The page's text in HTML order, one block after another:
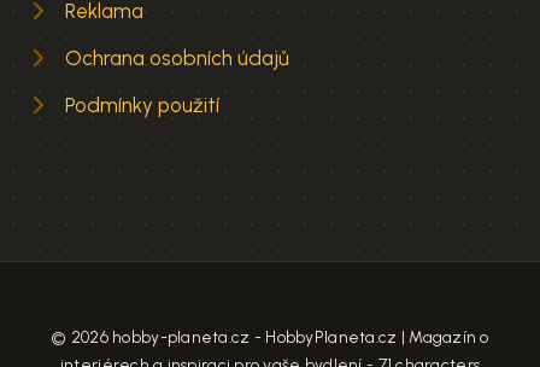
Reklama
Ochrana osobních údajů
Podmínky použití
© 2026 hobby-planeta.cz - HobbyPlaneta.cz | Magazín o